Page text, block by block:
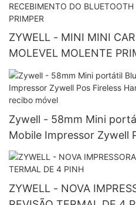
ZYWELL - MINI MINI
MOLEVEL MOLENTE
RECEBIMENTO DE
RECEBIMENTO DO
TERMAL PRIMPER
Zywell - 58mm Mini
Mobile Impressor Zywell
Printina de recibo de
ZYWELL - NOVA